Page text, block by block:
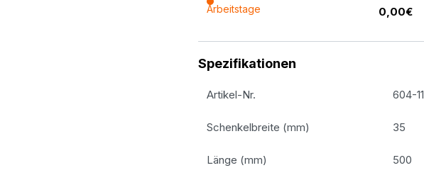
Arbeitstage
0,00€
Spezifikationen
Artikel-Nr. 604-11
Schenkelbreite (mm) 35
Länge (mm) 500